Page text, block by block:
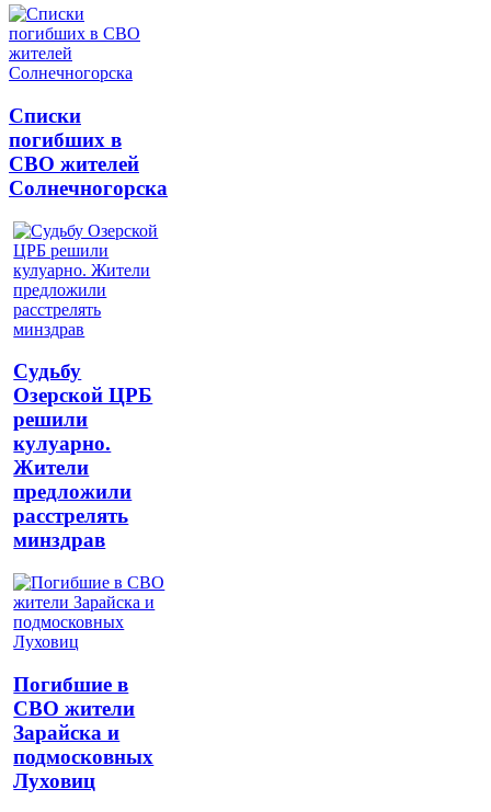
Списки
погибших в
СВО жителей
Солнечногорска
Судьбу
Озерской ЦРБ
решили
кулуарно.
Жители
предложили
расстрелять
минздрав
Погибшие в
СВО жители
Зарайска и
подмосковных
Луховиц